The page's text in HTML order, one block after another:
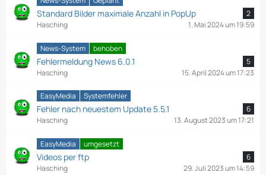
Standard Bilder maximale Anzahl in PopUp
2
Hasching
1. Mai 2024 um 19:59
News-System behoben
Fehlermeldung News 6.0.1
5
Hasching
15. April 2024 um 17:23
EasyMedia Systemfehler
Fehler nach neuestem Update 5.5.1
6
Hasching
13. August 2023 um 17:21
EasyMedia umgesetzt
Videos per ftp
6
Hasching
29. Juli 2023 um 14:59